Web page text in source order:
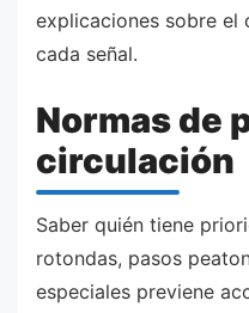
explicaciones sobre
cada señal.
Normas de
circulación
Saber quién tiene
rotondas, pasos
especiales previene